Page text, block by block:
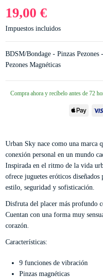
19,00 €
Impuestos incluidos
BDSM/Bondage - Pinzas
Pezones Magnéticas
Compra ahora y recíbelo antes de 72
Urban Sky nace como una marca
conexión personal en un mundo
Inspirada en el ritmo de la vida
ofrece juguetes eróticos diseñados
estilo, seguridad y sofisticación.
Disfruta del placer más profundo
Cuentan con una forma muy
corazón.
Características:
9 funciones de vibración
Pinzas magnéticas